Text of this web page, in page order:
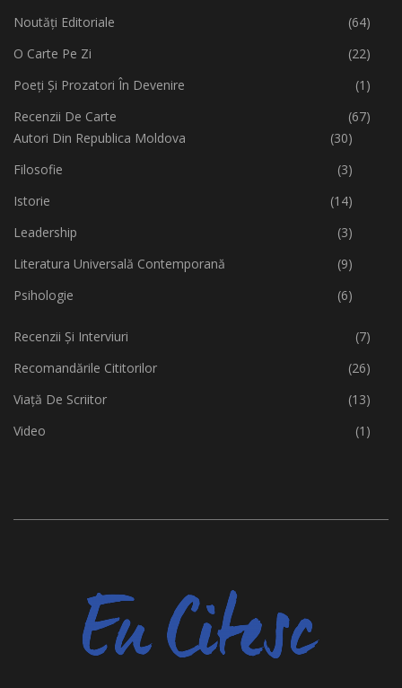
Noutăți Editoriale
(64)
O Carte Pe Zi
(22)
Poeți Și Prozatori În Devenire
(1)
Recenzii De Carte
(67)
Autori Din Republica Moldova
(30)
Filosofie
(3)
Istorie
(14)
Leadership
(3)
Literatura Universală Contemporană
(9)
Psihologie
(6)
Recenzii Și Interviuri
(7)
Recomandările Cititorilor
(26)
Viață De Scriitor
(13)
Video
(1)